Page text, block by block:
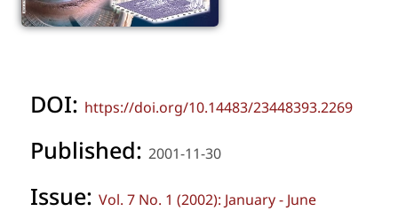
DOI: https://doi.org/10.14483/23448393.2269
Published: 2001-11-30
Issue: Vol. 7 No. 1 (2002): January - June